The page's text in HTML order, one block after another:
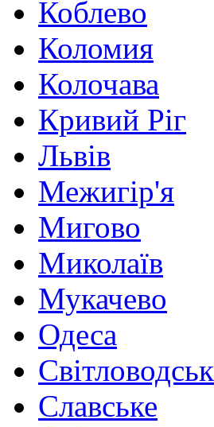
Коблево
Коломия
Колочава
Кривий Ріг
Львів
Межигір'я
Мигово
Миколаїв
Мукачево
Одеса
Світловодськ
Славське